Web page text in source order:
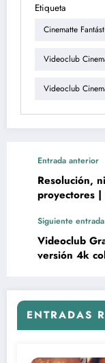
Etiqueta
Cinematte
Videoclub
Videoclub
Entrada anterior
Resolución,
proyectores |
Siguiente entrada
Videoclub
versión 4k
ENTRADAS